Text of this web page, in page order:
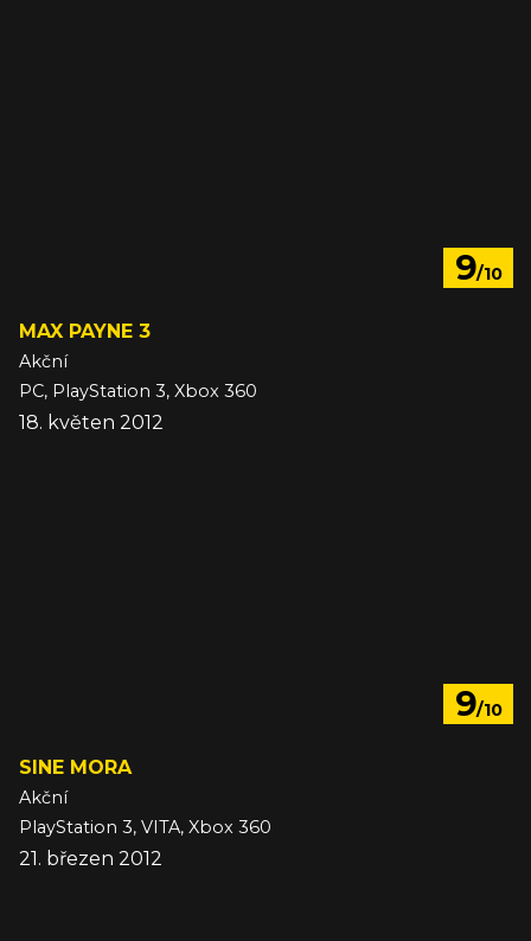
9/10
MAX PAYNE 3
Akční
PC, PlayStation 3, Xbox 360
18. květen 2012
9/10
SINE MORA
Akční
PlayStation 3, VITA, Xbox 360
21. březen 2012